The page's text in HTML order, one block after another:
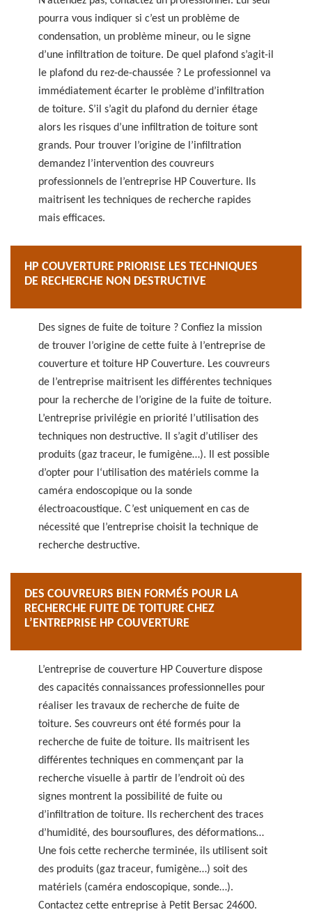
pourra vous indiquer si c’est un problème de
condensation, un problème mineur, ou le signe
d’une infiltration de toiture. De quel plafond s’agit-il
le plafond du rez-de-chaussée ? Le professionnel va
immédiatement écarter le problème d’infiltration
de toiture. S’il s’agit du plafond du dernier étage
alors les risques d’une infiltration de toiture sont
grands. Pour trouver l’origine de l’infiltration
demandez l’intervention des couvreurs
professionnels de l’entreprise HP Couverture. Ils
maitrisent les techniques de recherche rapides
mais efficaces.
HP COUVERTURE PRIORISE LES TECHNIQUES
DE RECHERCHE NON DESTRUCTIVE
Des signes de fuite de toiture ? Confiez la mission
de trouver l’origine de cette fuite à l’entreprise de
couverture et toiture HP Couverture. Les couvreurs
de l’entreprise maitrisent les différentes techniques
pour la recherche de l’origine de la fuite de toiture.
L’entreprise privilégie en priorité l’utilisation des
techniques non destructive. Il s’agit d’utiliser des
produits (gaz traceur, le fumigène…). Il est possible
d’opter pour l‘utilisation des matériels comme la
caméra endoscopique ou la sonde
électroacoustique. C’est uniquement en cas de
nécessité que l’entreprise choisit la technique de
recherche destructive.
DES COUVREURS BIEN FORMÉS POUR LA
RECHERCHE FUITE DE TOITURE CHEZ
L’ENTREPRISE HP COUVERTURE
L’entreprise de couverture HP Couverture dispose
des capacités connaissances professionnelles pour
réaliser les travaux de recherche de fuite de
toiture. Ses couvreurs ont été formés pour la
recherche de fuite de toiture. Ils maitrisent les
différentes techniques en commençant par la
recherche visuelle à partir de l’endroit où des
signes montrent la possibilité de fuite ou
d’infiltration de toiture. Ils recherchent des traces
d’humidité, des boursouflures, des déformations…
Une fois cette recherche terminée, ils utilisent soit
des produits (gaz traceur, fumigène…) soit des
matériels (caméra endoscopique, sonde…).
Contactez cette entreprise à Petit Bersac 24600.